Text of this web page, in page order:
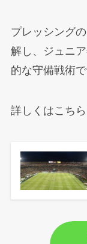
プレッシング
解し、ジュニ
的な守備戦術で
詳しくはこちら